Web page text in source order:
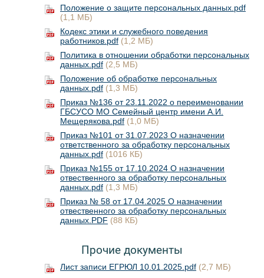
Положение о защите персональных данных.pdf
(1,1 МБ)
Кодекс этики и служебного поведения
работников.pdf (1,2 МБ)
Политика в отношении обработки персональных
данных.pdf (2,5 МБ)
Положение об обработке персональных
данных.pdf (1,3 МБ)
Приказ №136 от 23.11.2022 о переименовании
ГБСУСО МО Семейный центр имени А.И.
Мещерякова.pdf (1,0 МБ)
Приказ №101 от 31.07.2023 О назначении
ответственного за обработку персональных
данных.pdf (1016 КБ)
Приказ №155 от 17.10.2024 О назначении
отвественного за обработку персональных
данных.pdf (1,3 МБ)
Приказ № 58 от 17.04.2025 О назначении
отвественного за обработку персональных
данных.PDF (88 КБ)
Прочие документы
Лист записи ЕГРЮЛ 10.01.2025.pdf (2,7 МБ)